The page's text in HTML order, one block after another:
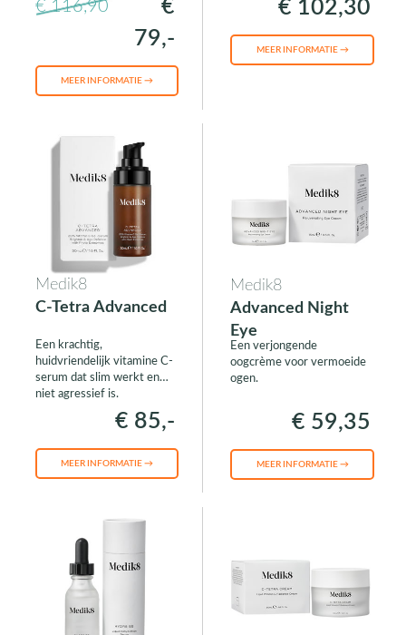
€ 116,90
€
79,-
MEER INFORMATIE →
€ 102,30
MEER INFORMATIE →
Medik8
C-Tetra Advanced
Een krachtig,
huidvriendelijk vitamine C-
serum dat slim werkt en
niet agressief is.
€ 85,-
MEER INFORMATIE →
Medik8
Advanced Night
Eye
Een verjongende
oogcrème voor vermoeide
ogen.
€ 59,35
MEER INFORMATIE →